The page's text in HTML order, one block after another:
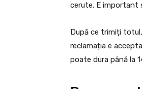
cerute. E important
După ce trimiți
reclamația e
poate dura până la